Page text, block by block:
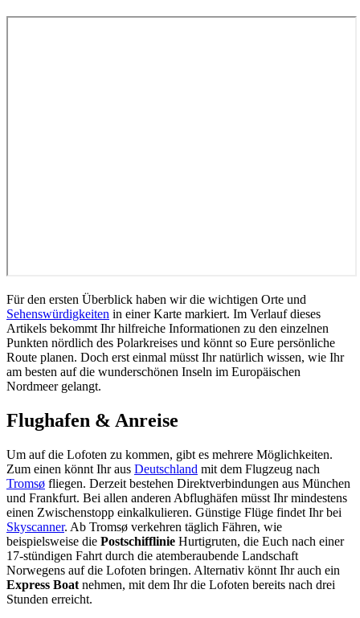
Für den ersten Überblick haben wir die wichtigen Orte und
Sehenswürdigkeiten in einer Karte markiert. Im Verlauf dieses
Artikels bekommt Ihr hilfreiche Informationen zu den einzelnen
Punkten nördlich des Polarkreises und könnt so Eure persönliche
Route planen. Doch erst einmal müsst Ihr natürlich wissen, wie Ihr
am besten auf die wunderschönen Inseln im Europäischen
Nordmeer gelangt.
Flughafen & Anreise
Um auf die Lofoten zu kommen, gibt es mehrere Möglichkeiten.
Zum einen könnt Ihr aus Deutschland mit dem Flugzeug nach
Tromsø fliegen. Derzeit bestehen Direktverbindungen aus München
und Frankfurt. Bei allen anderen Abflughäfen müsst Ihr mindestens
einen Zwischenstopp einkalkulieren. Günstige Flüge findet Ihr bei
Skyscanner. Ab Tromsø verkehren täglich Fähren, wie
beispielsweise die Postschifflinie Hurtigruten, die Euch nach einer
17-stündigen Fahrt durch die atemberaubende Landschaft
Norwegens auf die Lofoten bringen. Alternativ könnt Ihr auch ein
Express Boat nehmen, mit dem Ihr die Lofoten bereits nach drei
Stunden erreicht.